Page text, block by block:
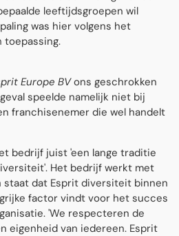
leeftijdsgroepen wil
was hier volgens het
toepassing.
Europe BVons geschrokken
speelde namelijk niet bij
franchisenemer die wel handelt
bedrijf juist 'een lange traditie
Het bedrijf werkt met
staat dat Esprit diversiteit binnen
factor vindt voor het succes
'We respecteren de
eigenheid van iedereen. Esprit